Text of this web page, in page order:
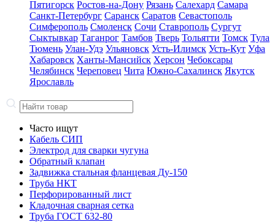
Пятигорск Ростов-на-Дону Рязань Салехард Самара
Санкт-Петербург Саранск Саратов Севастополь
Симферополь Смоленск Сочи Ставрополь Сургут
Сыктывкар Таганрог Тамбов Тверь Тольятти Томск Тула
Тюмень Улан-Удэ Ульяновск Усть-Илимск Усть-Кут Уфа
Хабаровск Ханты-Мансийск Херсон Чебоксары
Челябинск Череповец Чита Южно-Сахалинск Якутск
Ярославль
Часто ищут
Кабель СИП
Электрод для сварки чугуна
Обратный клапан
Задвижка стальная фланцевая Ду-150
Труба НКТ
Перфорированный лист
Кладочная сварная сетка
Труба ГОСТ 632-80